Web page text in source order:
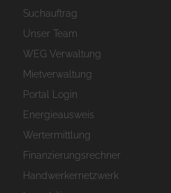
Suchauftrag
Unser Team
WEG Verwaltung
Mietverwaltung
Portal Login
Energieausweis
Wertermittlung
Finanzierungsrechner
Handwerkernetzwerk